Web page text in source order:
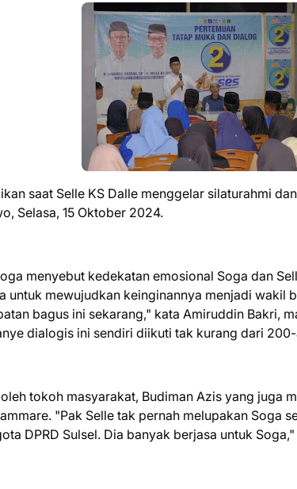
saat Selle KS Dalle menggelar silaturahmi
Selasa, 15 Oktober 2024.
menyebut kedekatan emosional Soga dan
untuk mewujudkan keinginannya menjadi wakil
bagus ini sekarang," kata Amiruddin Bakri,
dialogis ini sendiri diikuti tak kurang dari
tokoh masyarakat, Budiman Azis yang juga
"Pak Selle tak pernah melupakan Soga
DPRD Sulsel. Dia banyak berjasa untuk